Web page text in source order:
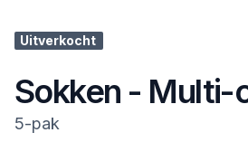
Uitverkocht
Sokken - Multi-
5-pak